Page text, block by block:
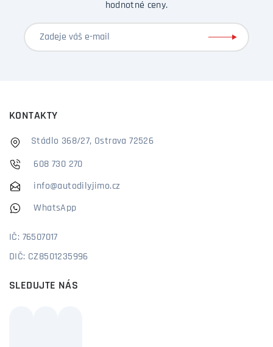
hodnotné ceny.
KONTAKTY
Stádlo 368/27, Ostrava 72526
608 730 270
info@autodilyjimo.cz
WhatsApp
IČ: 76507017
DIČ: CZ8501235996
SLEDUJTE NÁS